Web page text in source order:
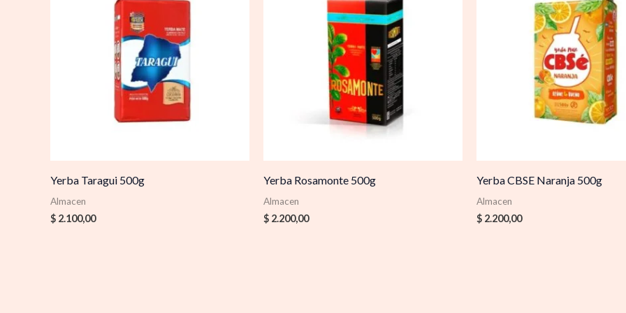
Yerba Taragui 500g
Almacen
$ 2.100,00
Yerba Rosamonte 500g
Almacen
$ 2.200,00
Yerba CBSE Naranja 500g
Almacen
$ 2.200,00